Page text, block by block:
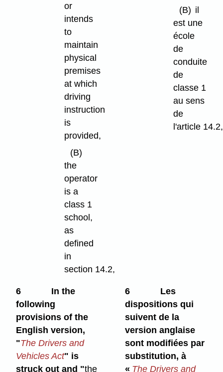
or
intends
to
maintain
physical
premises
at which
driving
instruction
is
provided,
(B)
the
operator
is a
class 1
school,
as
defined
in
section 14.2,
(B) il
est une
école
de
conduite
de
classe 1
au sens
de
l'article 14.2,
6
In the
following
provisions of the
English version,
"The Drivers and
Vehicles Act" is
struck out and "the
6
Les
dispositions qui
suivent de la
version anglaise
sont modifiées par
substitution, à
« The Drivers and